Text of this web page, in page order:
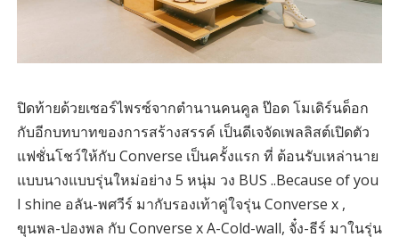
ปิดท้ายด้วยเซอร์ไพรซ์จากตำนานคนคูล ป๊อด โมเดิร์นด็อก
กับอีกบทบาทของการสร้างสรรค์ เป็นดีเจจัดเพลลิสต์เปิดตัว
แฟชั่นโชว์ให้กับ Converse เป็นครั้งแรก ที่ ต้อนรับเหล่านาย
แบบนางแบบรุ่นใหม่อย่าง 5 หนุ่ม วง BUS ..Because of you
I shine อลัน-พศวีร์ มากับรองเท้าคู่ใจรุ่น Converse x ,
ขุนพล-ปองพล กับ Converse x A-Cold-wall, จั๋ง-ธีร์ มาในรุ่น